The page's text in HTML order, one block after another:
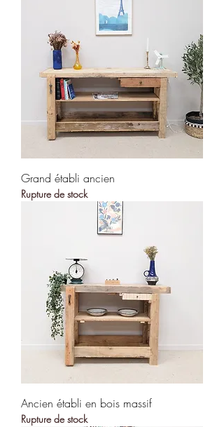
Grand établi ancien
Rupture de stock
Ancien établi en bois massif
Rupture de stock